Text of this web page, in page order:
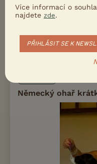
de la Rambla Chupa.
odběru budou začátkem
3.8.2026 14:44
Choceň, okr. Ústí
Německý ohař
Více informací o
najdete zde.
PŘIHLÁSIT SE K